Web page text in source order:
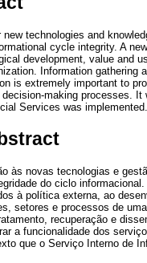
technologies and
cycle integrity. A
development, value and
Information gathering
is extremely important to
making processes.
Services was implemented.
às novas tecnologias e
do ciclo
à política externa, ao
setores e processos de
recuperação e
a funcionalidade dos
que o Serviço Interno de